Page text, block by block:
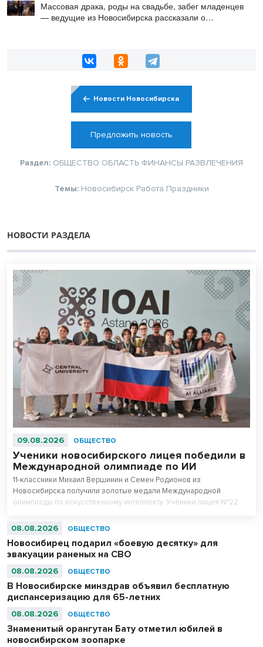
Массовая драка, роды на свадьбе, забег младенцев
— ведущие из Новосибирска рассказали о
Новости Новосибирска
Предложить новость
Раздел: ОБЩЕСТВО ОБЛАСТЬ ФИНАНСЫ РАЗВЛЕЧЕНИЯ
Темы: Новосибирск Работа Праздники
НОВОСТИ РАЗДЕЛА
09.08.2026 ОБЩЕСТВО
Ученики новосибирского лицея победили в
Международной олимпиаде по ИИ
11-классники Михаил Вершинин и Семен Родионов из
Новосибирска получили золотые медали Международной
олимпиады по искусственному интеллекту. Ученики лицея №22
абсолютными чемпионами соревнований.
08.08.2026 ОБЩЕСТВО
Новосибирец подарил «боевую десятку» для
эвакуации раненых на СВО
08.08.2026 ОБЩЕСТВО
В Новосибирске минздрав объявил бесплатную
диспансеризацию для 65-летних
08.08.2026 ОБЩЕСТВО
Знаменитый орангутан Бату отметил юбилей в
новосибирском зоопарке